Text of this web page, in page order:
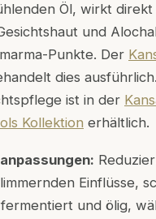
Öl, wirkt direkt
und
Punkte. Der
dies
ist in der
Kollektion erhältlich.
Einflüsse,
und ölig,